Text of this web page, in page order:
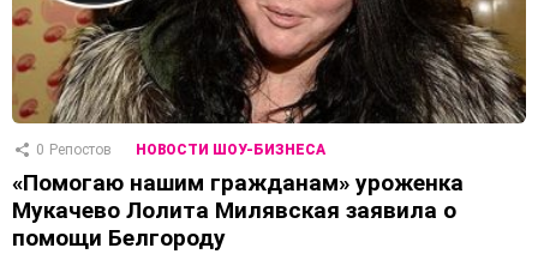
0 Репостов НОВОСТИ ШОУ-БИЗНЕСА
«Помогаю нашим гражданам» уроженка
Мукачево Лолита Милявская заявила о
помощи Белгороду